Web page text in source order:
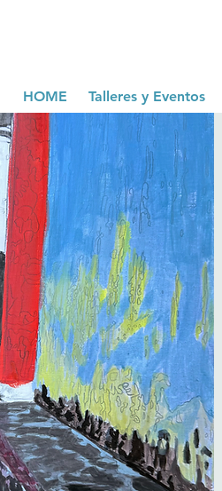
HOME Talleres y Eventos